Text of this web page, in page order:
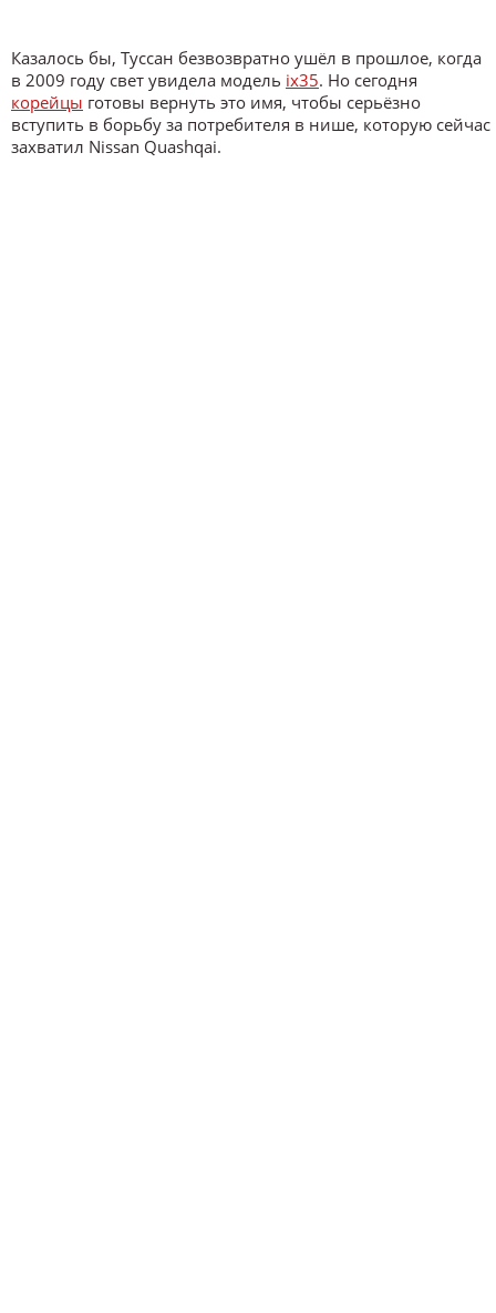
Казалось бы, Туссан безвозвратно ушёл в прошлое, когда
в 2009 году свет увидела модель ix35. Но сегодня
корейцы готовы вернуть это имя, чтобы серьёзно
вступить в борьбу за потребителя в нише, которую сейчас
захватил Nissan Quashqai.